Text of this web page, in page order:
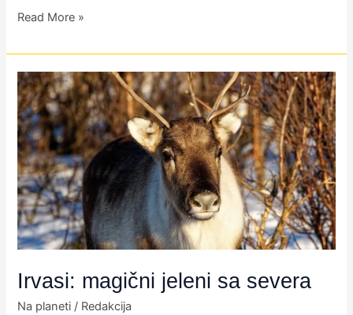
Read More »
Irvasi: magični jeleni sa severa
Na planeti / Redakcija
Irvasi:
magični
jeleni
sa
severa